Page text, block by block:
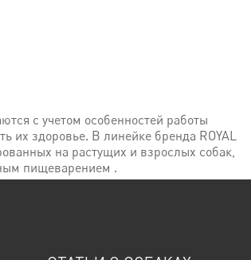
с учетом особенностей работы
их здоровье. В линейке бренда ROYAL
на растущих и взрослых собак,
пищеварением .